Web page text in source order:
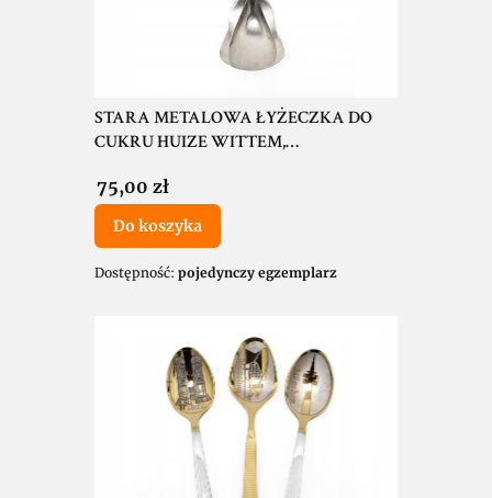
STARA METALOWA ŁYŻECZKA DO
CUKRU HUIZE WITTEM,
Cena
75,00 zł
Do koszyka
Dostępność: pojedynczy egzemplarz